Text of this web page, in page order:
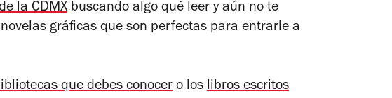
la CDMX buscando algo qué leer y aún no te
gráficas que son perfectas para entrarle a
que debes conocer o los libros escritos